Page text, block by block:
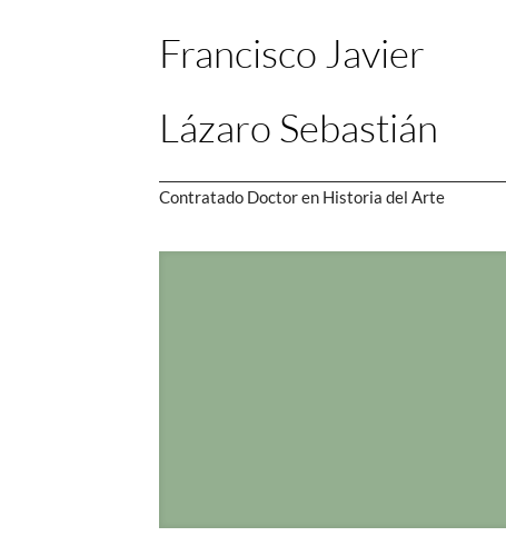
Francisco Javier
Lázaro Sebastián
Contratado Doctor en Historia del Arte